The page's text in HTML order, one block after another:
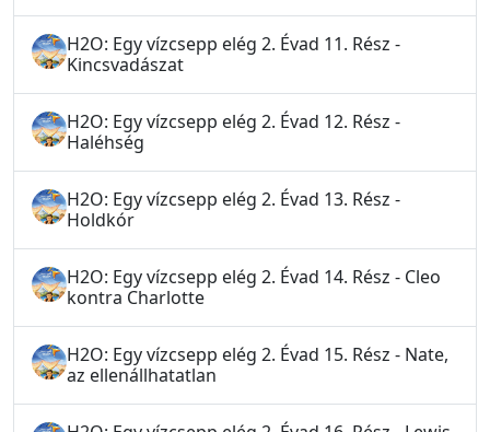
H2O: Egy vízcsepp elég 2. Évad 11. Rész -
Kincsvadászat
H2O: Egy vízcsepp elég 2. Évad 12. Rész -
Haléhség
H2O: Egy vízcsepp elég 2. Évad 13. Rész -
Holdkór
H2O: Egy vízcsepp elég 2. Évad 14. Rész - Cleo
kontra Charlotte
H2O: Egy vízcsepp elég 2. Évad 15. Rész - Nate,
az ellenállhatatlan